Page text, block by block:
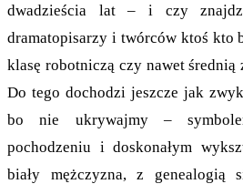
dwadzieścia lat – i czy
dramatopisarzy i twórców ktoś kto
klasę robotniczą czy nawet średnią
Do tego dochodzi jeszcze jak
bo nie ukrywajmy –
pochodzeniu i doskonałym
biały mężczyzna, z genealogią